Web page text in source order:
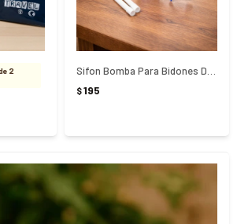
2
$195